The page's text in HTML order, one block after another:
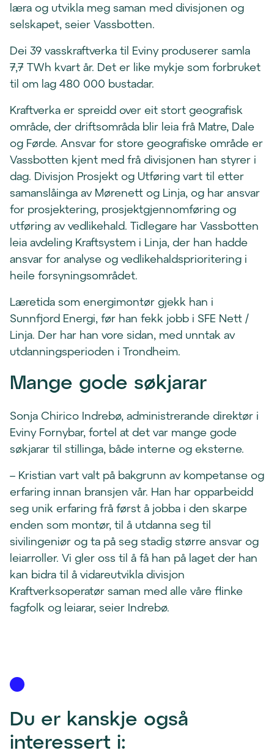
læra og utvikla meg saman med divisjonen og
selskapet, seier Vassbotten.
Dei 39 vasskraftverka til Eviny produserer samla
7,7 TWh kvart år. Det er like mykje som forbruket
til om lag 480 000 bustadar.
Kraftverka er spreidd over eit stort geografisk
område, der driftsområda blir leia frå Matre, Dale
og Førde. Ansvar for store geografiske område er
Vassbotten kjent med frå divisjonen han styrer i
dag. Divisjon Prosjekt og Utføring vart til etter
samanslåinga av Mørenett og Linja, og har ansvar
for prosjektering, prosjektgjennomføring og
utføring av vedlikehald. Tidlegare har Vassbotten
leia avdeling Kraftsystem i Linja, der han hadde
ansvar for analyse og vedlikehaldsprioritering i
heile forsyningsområdet.
Læretida som energimontør gjekk han i
Sunnfjord Energi, før han fekk jobb i SFE Nett /
Linja. Der har han vore sidan, med unntak av
utdanningsperioden i Trondheim.
Mange gode søkjarar
Sonja Chirico Indrebø, administrerande direktør i
Eviny Fornybar, fortel at det var mange gode
søkjarar til stillinga, både interne og eksterne.
– Kristian vart valt på bakgrunn av kompetanse og
erfaring innan bransjen vår. Han har opparbeidd
seg unik erfaring frå først å jobba i den skarpe
enden som montør, til å utdanna seg til
sivilingeniør og ta på seg stadig større ansvar og
leiarroller. Vi gler oss til å få han på laget der han
kan bidra til å vidareutvikla divisjon
Kraftverksoperatør saman med alle våre flinke
fagfolk og leiarar, seier Indrebø.
Du er kanskje også
interessert i: